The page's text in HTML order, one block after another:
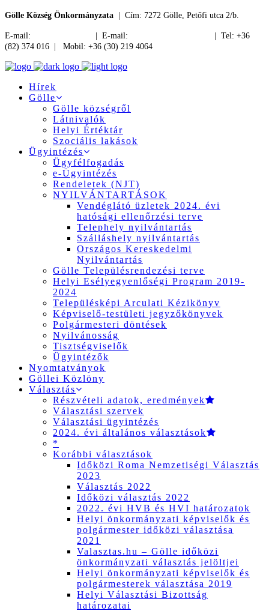
Gölle Község Önkormányzata | Cím: 7272 Gölle, Petőfi utca 2/b.
E-mail: | E-mail:
| Tel: +36
(82) 374 016 | Mobil: +36 (30) 219 4064
Hírek
Gölle
Gölle községről
Látnivalók
Helyi Értéktár
Szociális lakások
Ügyintézés
Ügyfélfogadás
e-Ügyintézés
Rendeletek (NJT)
NYILVÁNTARTÁSOK
Vendéglátó üzletek 2024. évi
hatósági ellenőrzési terve
Telephely nyilvántartás
Szálláshely nyilvántartás
Országos Kereskedelmi
Nyilvántartás
Gölle Településrendezési terve
Helyi Esélyegyenlőségi Program 2019-
2024
Településképi Arculati Kézikönyv
Képviselő-testületi jegyzőkönyvek
Polgármesteri döntések
Nyilvánosság
Tisztségviselők
Ügyintézők
Nyomtatványok
Göllei Közlöny
Választás
Részvételi adatok, eredmények
Választási szervek
Választási ügyintézés
2024. évi általános választások
*
Korábbi választások
Időközi Roma Nemzetiségi Választás
2023
Választás 2022
Időközi választás 2022
2022. évi HVB és HVI határozatok
Helyi önkormányzati képviselők és
polgármester időközi választása
2021
Valasztas.hu – Gölle időközi
önkormányzati választás jelöltjei
Helyi önkormányzati képviselők és
polgármesterek választása 2019
Helyi Választási Bizottság
határozatai